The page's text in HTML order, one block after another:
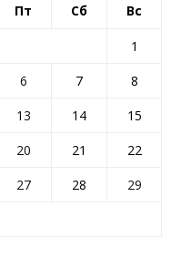
Пт Сб Вс
1
6 7
8
13 14
15
20 21
22
27 28
29